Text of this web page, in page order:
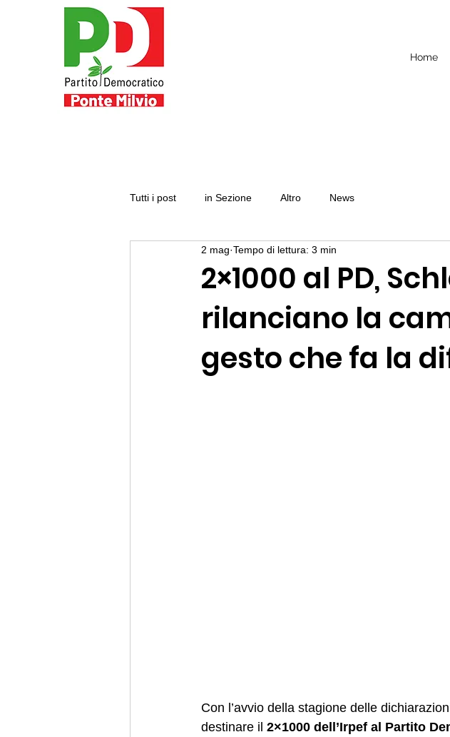
Home
Tutti i post in Sezione Altro News
2×1000 al PD,
rilanciano la
gesto che fa la
2 mag Tempo di lettura: 3 min
Con l’avvio della stagione delle
destinare il 2×1000 dell’Irpef al Partito